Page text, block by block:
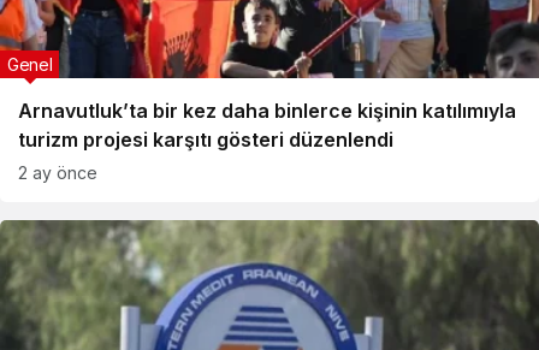
Arnavutluk’ta bir kez daha binlerce kişinin katılımıyla
turizm projesi karşıtı gösteri düzenlendi
Genel
2 ay önce